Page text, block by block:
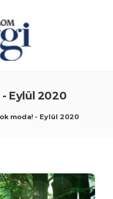
Eylül 2020
moda! - Eylül 2020